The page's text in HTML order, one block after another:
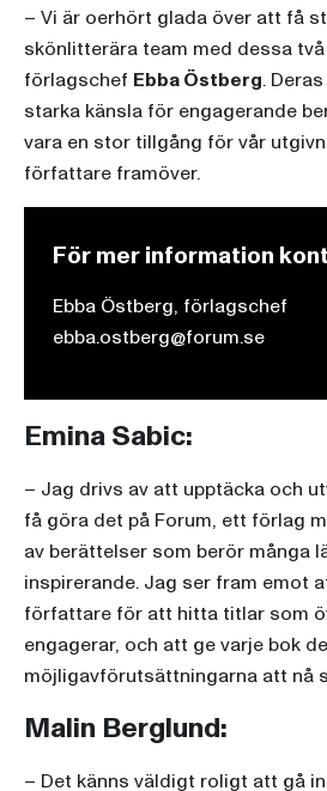
– Vi är oerhört glada över att få
skönlitterära team med dessa
förlagschef Ebba Östberg.
starka känsla för engagerande
vara en stor tillgång för vår
författare framöver.
För mer information
Ebba Östberg, förlagschef
ebba.ostberg@forum.se
Emina Sabic:
– Jag drivs av att upptäcka och
få göra det på Forum, ett förlag
av berättelser som berör många
inspirerande. Jag ser fram emot
författare för att hitta titlar som
engagerar, och att ge varje bok
möjligavförutsättningarna att nå
Malin Berglund:
– Det känns väldigt roligt att gå